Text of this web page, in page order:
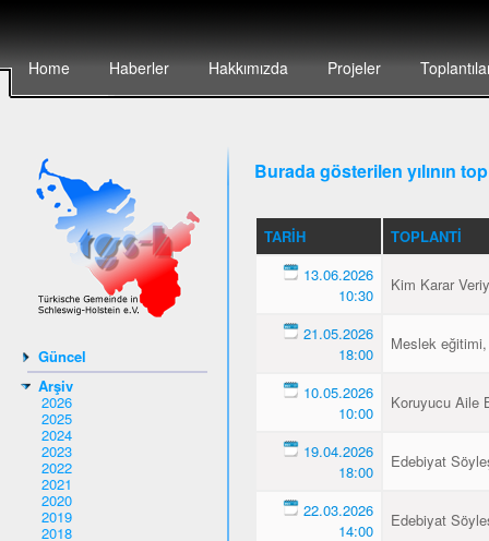
Home Haberler Hakkımızda Projeler
Güncel
Arşiv
2026
2025
2024
2023
2022
2021
2020
2019
2018
Burada gösterilen yılının
TARIH
TOPLANTI
13.06.2026
10:30
Kim Karar
21.05.2026
18:00
Meslek
10.05.2026
10:00
Koruyucu Aile
19.04.2026
18:00
Edebiyat
22.03.2026
14:00
Edebiyat